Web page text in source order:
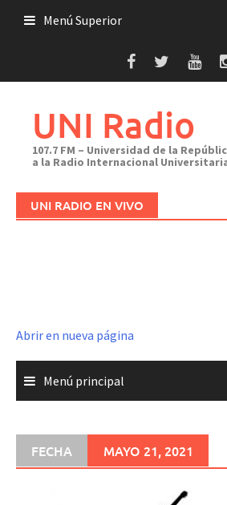
Menú Superior
UNI Radio
107.7 FM – Universidad de la
a la Radio Internacional
UNI RADIO EN VIVO
Abrir en nueva página
Menú principal
FECHA MAYO 21, 2021